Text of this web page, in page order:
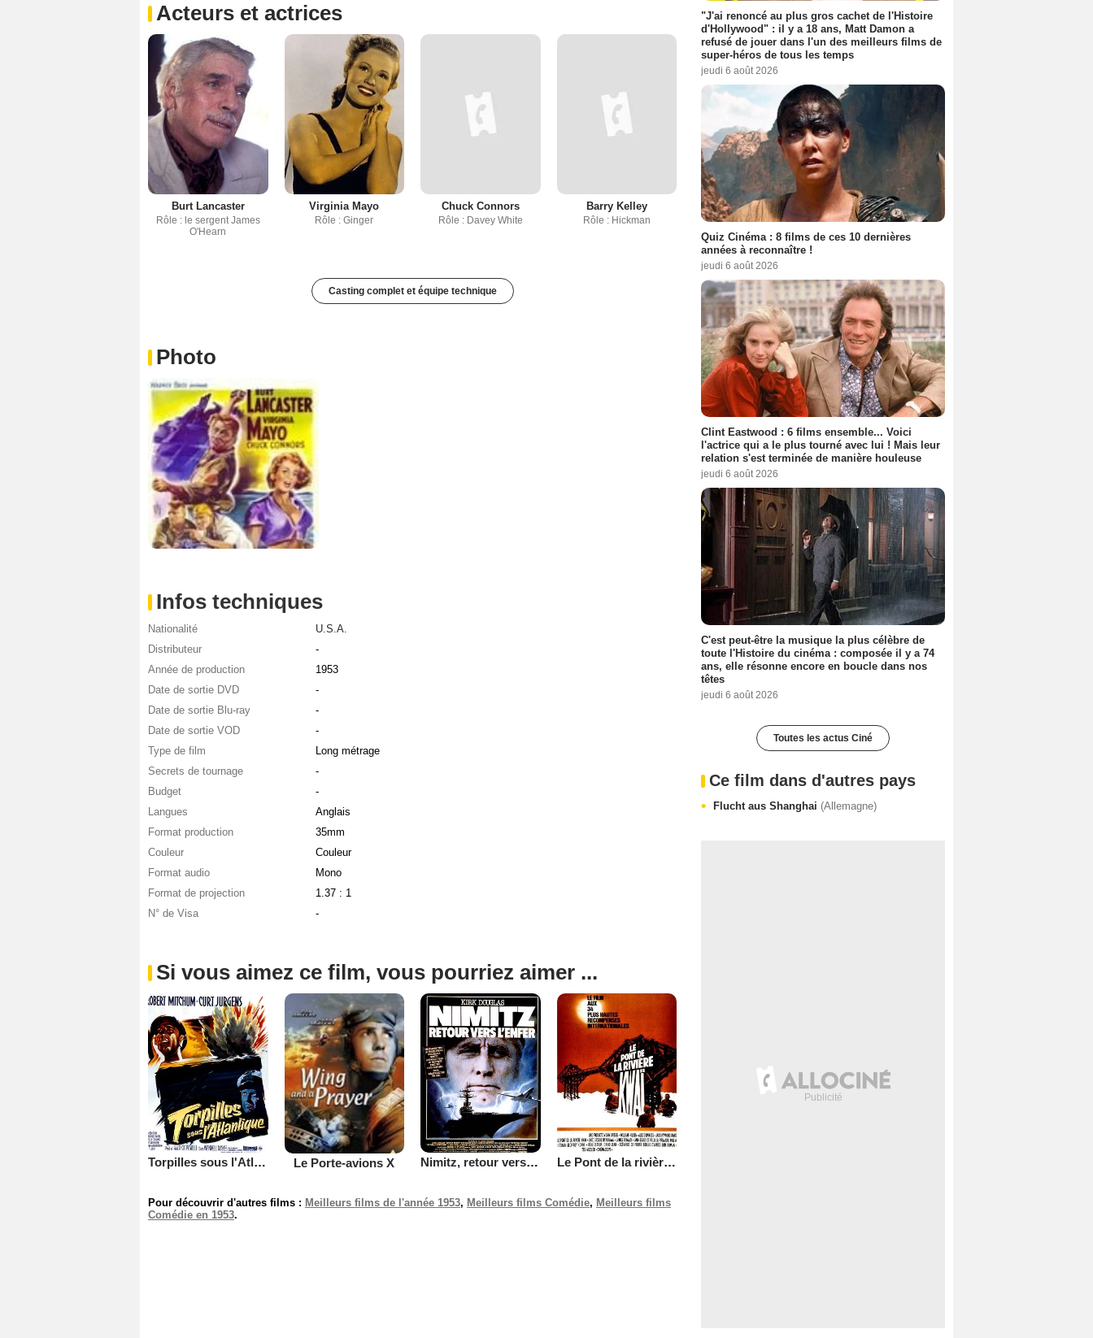
Acteurs et actrices
Burt Lancaster
Rôle : le sergent James
O'Hearn
Virginia Mayo
Rôle : Ginger
Chuck Connors
Rôle : Davey White
Barry Kelley
Rôle : Hickman
Casting complet et équipe technique
Photo
Infos techniques
Nationalité
U.S.A.
Distributeur
-
Année de production
1953
Date de sortie DVD
-
Date de sortie Blu-ray
-
Date de sortie VOD
-
Type de film
Long métrage
Secrets de tournage
-
Budget
-
Langues
Anglais
Format production
35mm
Couleur
Couleur
Format audio
Mono
Format de projection
1.37 : 1
N° de Visa
-
Si vous aimez ce film, vous pourriez aimer ...
Torpilles sous l'Atlantique Le Porte-avions X Nimitz, retour vers l'enfer Le Pont de la rivière Kwaï
Pour découvrir d'autres films : Meilleurs films de l'année 1953, Meilleurs films Comédie, Meilleurs films
Comédie en 1953.
"J'ai renoncé au plus gros cachet de l'Histoire
d'Hollywood" : il y a 18 ans, Matt Damon a
refusé de jouer dans l'un des meilleurs films de
super-héros de tous les temps
jeudi 6 août 2026
Quiz Cinéma : 8 films de ces 10 dernières
années à reconnaître !
jeudi 6 août 2026
Clint Eastwood : 6 films ensemble... Voici
l'actrice qui a le plus tourné avec lui ! Mais leur
relation s'est terminée de manière houleuse
jeudi 6 août 2026
C'est peut-être la musique la plus célèbre de
toute l'Histoire du cinéma : composée il y a 74
ans, elle résonne encore en boucle dans nos
têtes
jeudi 6 août 2026
Toutes les actus Ciné
Ce film dans d'autres pays
Flucht aus Shanghai (Allemagne)